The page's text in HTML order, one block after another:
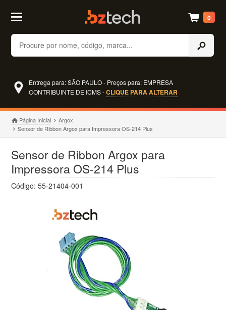
Buscar
0
Entrega para: SÃO PAULO - Preços para: EMPRESA
CONTRIBUINTE DE ICMS -CLIQUE PARA ALTERAR
Página Inicial
Argox
Sensor de Ribbon Argox para Impressora OS-214 Plus
Sensor de Ribbon Argox para
Impressora OS-214 Plus
Código: 55-21404-001